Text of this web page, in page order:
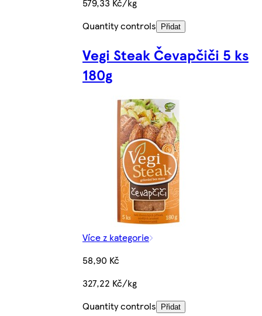
Quantity controls
Přidat
Vegi Steak Čevapčiči 5 ks
180g
Více z kategorie
58,90 Kč
327,22 Kč/kg
Quantity controls
Přidat